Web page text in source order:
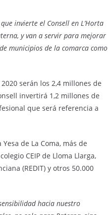
invierte el Consell en L’Horta
y van a servir para mejorar
municipios de la comarca como
serán los 2,4 millones de
invertirá 1,2 millones de
que será referencia a
de La Coma, más de
CEIP de Lloma Llarga,
(REDIT) y otros 50.000
hacia nuestro